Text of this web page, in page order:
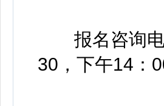
报名咨询电
30，下午14：